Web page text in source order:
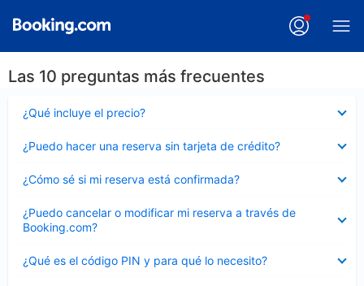
Las 10 preguntas más frecuentes
¿Qué incluye el precio?
cerrado
¿Puedo hacer una reserva sin tarjeta de crédito?
cerrado
¿Cómo sé si mi reserva está confirmada?
cerrado
¿Puedo cancelar o modificar mi reserva a través de
Booking.com?
cerrado
¿Qué es el código PIN y para qué lo necesito?
cerrado